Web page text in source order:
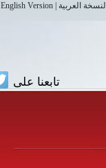
النسخة العربية English Version
تابعنا على